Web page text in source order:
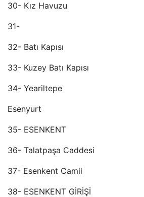
30- Kız Havuzu
31-
32- Batı Kapısı
33- Kuzey Batı Kapısı
34- Yeariltepe
Esenyurt
35- ESENKENT
36- Talatpaşa Caddesi
37- Esenkent Camii
38- ESENKENT GİRİŞİ